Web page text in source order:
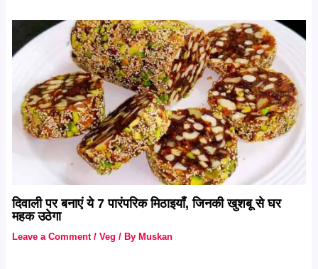
दिवाली पर बनाएं ये 7 पारंपरिक मिठाइयाँ, जिनकी खुशबू से घर
महक उठेगा
Leave a Comment /Veg / By Muskan